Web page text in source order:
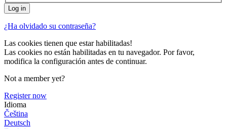
¿Ha olvidado su contraseña?
Las cookies tienen que estar habilitadas!
Las cookies no están habilitadas en tu navegador. Por favor,
modifica la configuración antes de continuar.
Not a member yet?
Register now
Idioma
Čeština
Deutsch